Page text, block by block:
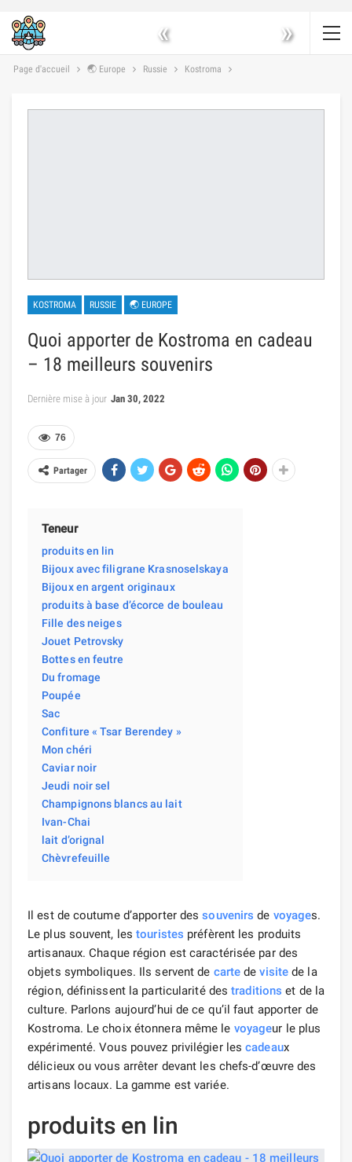
« »
Page d'accueil 🌏 Europe Russie Kostroma
KOSTROMA RUSSIE 🌏 EUROPE
Quoi apporter de Kostroma en cadeau
– 18 meilleurs souvenirs
Dernière mise à jour Jan 30, 2022
76
Partager
Teneur
produits en lin
Bijoux avec filigrane Krasnoselskaya
Bijoux en argent originaux
produits à base d’écorce de bouleau
Fille des neiges
Jouet Petrovsky
Bottes en feutre
Du fromage
Poupée
Sac
Confiture « Tsar Berendey »
Mon chéri
Caviar noir
Jeudi noir sel
Champignons blancs au lait
Ivan-Chai
lait d’orignal
Chèvrefeuille
Il est de coutume d’apporter dessouvenirs de voyages.
Le plus souvent, lestouristes préfèrent les produits
artisanaux. Chaque région est caractérisée par des
objets symboliques. Ils servent de carte devisite de la
région, définissent la particularité destraditions et de la
culture. Parlons aujourd’hui de ce qu’il faut apporter de
Kostroma. Le choix étonnera même le voyageur le plus
expérimenté. Vous pouvez privilégier lescadeaux
délicieux ou vous arrêter devant les chefs-d’œuvre des
artisans locaux. La gamme est variée.
produits en lin